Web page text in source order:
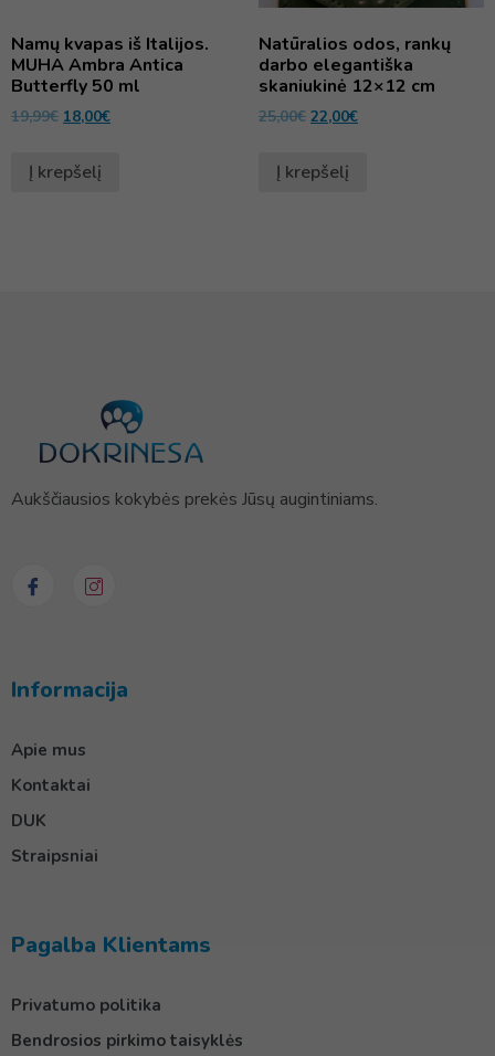
Namų kvapas iš Italijos.
MUHA Ambra Antica
Butterfly 50 ml
19,99€ 18,00€
Į krepšelį
Natūralios odos, rankų
darbo elegantiška
skaniukinė 12×12 cm
25,00€ 22,00€
Į krepšelį
Aukščiausios kokybės prekės Jūsų augintiniams.
Informacija
Apie mus
Kontaktai
DUK
Straipsniai
Pagalba Klientams
Privatumo politika
Bendrosios pirkimo taisyklės